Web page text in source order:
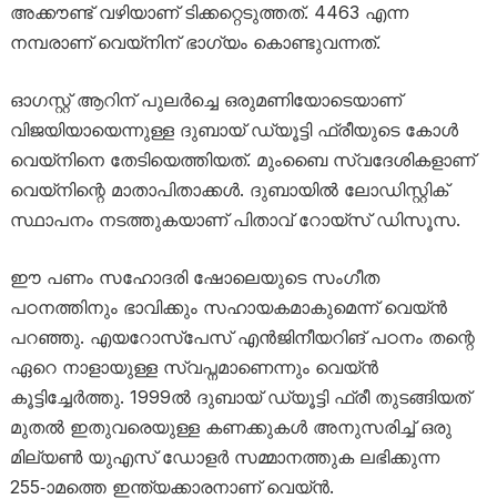
അക്കൗണ്ട് വഴിയാണ് ടിക്കറ്റെടുത്തത്. 4463 എന്ന
നമ്പരാണ് വെയ്‌നിന് ഭാഗ്യം കൊണ്ടുവന്നത്.
ഓഗസ്റ്റ് ആറിന് പുലർച്ചെ ഒരുമണിയോടെയാണ്
വിജയിയായെന്നുള്ള ദുബായ് ഡ്യൂട്ടി ഫ്രീയുടെ കോൾ
വെയ്‌നിനെ തേടിയെത്തിയത്. മുംബൈ സ്വദേശികളാണ്
വെയ്‌നിന്റെ മാതാപിതാക്കൾ. ദുബായിൽ ലോഡിസ്റ്റിക്
സ്ഥാപനം നടത്തുകയാണ് പിതാവ് റോയ്സ് ഡിസൂസ.
ഈ പണം സഹോദരി ഷോലെയുടെ സംഗീത
പഠനത്തിനും ഭാവിക്കും സഹായകമാകുമെന്ന് വെയ്ൻ
പറഞ്ഞു. എയറോസ്പേസ് എൻജിനീയറിങ് പഠനം തന്റെ
ഏറെ നാളായുള്ള സ്വപ്നമാണെന്നും വെയ്ൻ
കൂട്ടിച്ചേർത്തു. 1999ൽ ദുബായ് ഡ്യൂട്ടി ഫ്രീ തുടങ്ങിയത്
മുതൽ ഇതുവരെയുള്ള കണക്കുകൾ അനുസരിച്ച് ഒരു
മില്യൺ യുഎസ് ഡോളർ സമ്മാനത്തുക ലഭിക്കുന്ന
255-ാമത്തെ ഇന്ത്യക്കാരനാണ് വെയ്ൻ.